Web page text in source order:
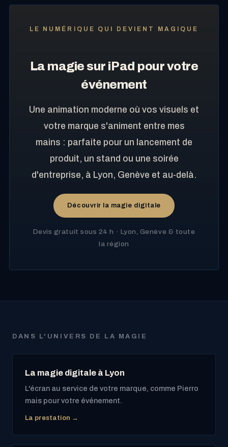
LE NUMÉRIQUE QUI DEVIENT MAGIQUE
La magie sur iPad pour votre
événement
Une animation moderne où vos visuels et
votre marque s'animent entre mes
mains : parfaite pour un lancement de
produit, un stand ou une soirée
d'entreprise, à Lyon, Genève et au-delà.
Découvrir la magie digitale
Devis gratuit sous 24 h · Lyon, Genève & toute
la région
DANS L'UNIVERS DE LA MAGIE
La magie digitale à Lyon
L'écran au service de votre marque, comme Pierro
mais pour votre événement.
La prestation →